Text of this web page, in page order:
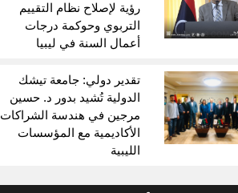
رؤية لإصلاح نظام التقييم
التربوي وحوكمة درجات
أعمال السنة في ليبيا
تقدير دولي: جامعة تيشك
الدولية تُشيد بدور د. حسين
مرجين في هندسة الشراكات
الأكاديمية مع المؤسسات
الليبية